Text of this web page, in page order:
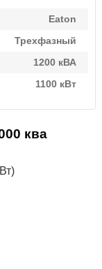
Eaton
Трехфазный
1200 кВА
1100 кВт
ква